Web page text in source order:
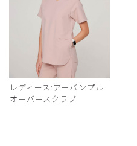
レディース:アーバンプル
オーバースクラブ